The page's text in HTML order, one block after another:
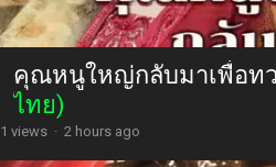
คุณหนูใหญ่กลับมาเพื่อท
ไทย)
1 views · 2 hours ago